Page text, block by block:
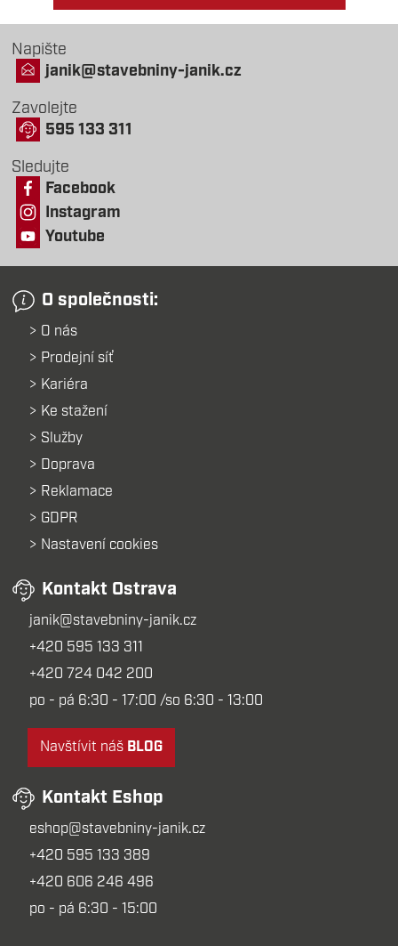
Napište
janik@stavebniny-janik.cz
Zavolejte
595 133 311
Sledujte
Facebook
Instagram
Youtube
O společnosti:
O nás
Prodejní síť
Kariéra
Ke stažení
Služby
Doprava
Reklamace
GDPR
Nastavení cookies
Kontakt Ostrava
janik@stavebniny-janik.cz
+420 595 133 311
+420 724 042 200
po - pá 6:30 - 17:00 /so 6:30 - 13:00
Navštívit náš BLOG
Kontakt Eshop
eshop@stavebniny-janik.cz
+420 595 133 389
+420 606 246 496
po - pá 6:30 - 15:00